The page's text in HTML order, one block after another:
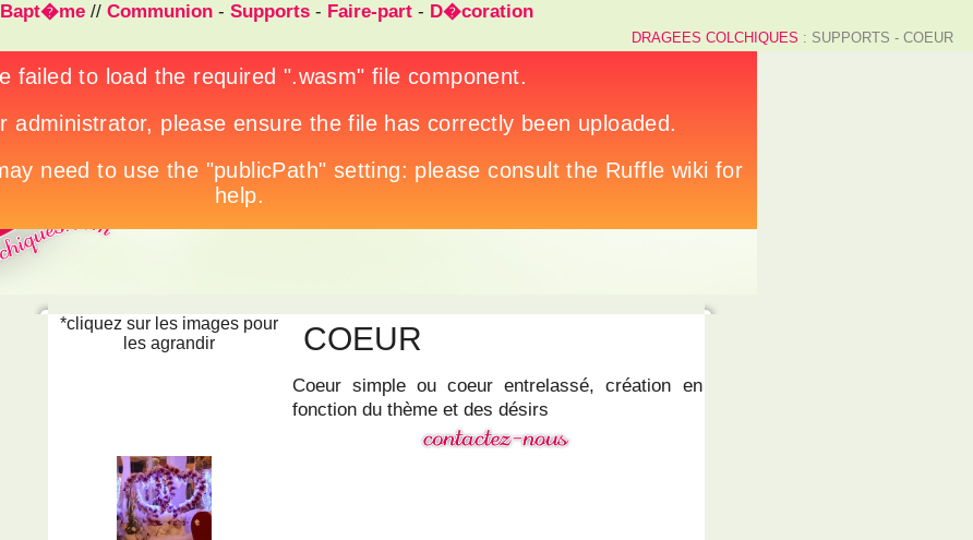
Bapt�me// Communion- Supports- Faire-part- D�coration
DRAGEES COLCHIQUES : SUPPORTS - COEUR
*cliquez sur les images pour
les agrandir
COEUR
Coeur simple ou coeur entrelassé, création en
fonction du thème et des désirs